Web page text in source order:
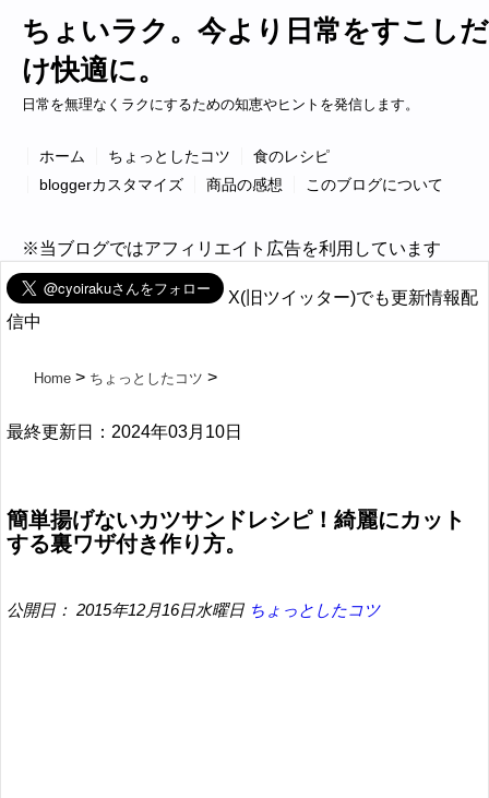
ちょいラク。今より日常をすこしだ
け快適に。
日常を無理なくラクにするための知恵やヒントを発信します。
ホーム ちょっとしたコツ
食のレシピ
bloggerカスタマイズ
商品の感想 このブログについて
※当ブログではアフィリエイト広告を利用しています
X(旧ツイッター)でも更新情報配
信中
Home ちょっとしたコツ
最終更新日：2024年03月10日
簡単揚げないカツサンドレシピ！綺麗にカット
する裏ワザ付き作り方。
公開日： 2015年12月16日水曜日 ちょっとしたコツ